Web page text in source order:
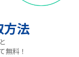
方法
無料！